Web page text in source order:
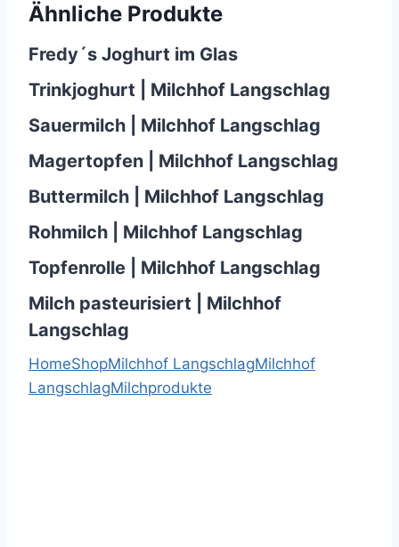
Ähnliche Produkte
Fredy´s Joghurt im Glas
Trinkjoghurt | Milchhof Langschlag
Sauermilch | Milchhof Langschlag
Magertopfen | Milchhof Langschlag
Buttermilch | Milchhof Langschlag
Rohmilch | Milchhof Langschlag
Topfenrolle | Milchhof Langschlag
Milch pasteurisiert | Milchhof
Langschlag
HomeShopMilchhof LangschlagMilchhof
LangschlagMilchprodukte